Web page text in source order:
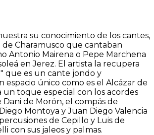
su conocimiento de los cantes,
de Charamusco que cantaban
Antonio Mairena o Pepe Marchena
en Jerez. El artista la recupera
que es un cante jondo y
espacio único como es el Alcázar de
un toque especial con los acordes
de Morón, el compás de
Montoya y Juan Diego Valencia
de Cepillo y Luis de
con sus jaleos y palmas.